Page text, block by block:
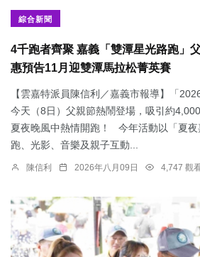
綜合新聞
4千跑者齊聚 嘉義「雙潭星光路跑」
惠預告11月迎雙潭馬拉松菁英賽
【雲嘉特派員陳信利／嘉義市報導】「
今天（8日）父親節熱鬧登場，吸引約
夏夜晚風中熱情開跑！ 今年活動以「夏夜
跑、光影、音樂及親子互動...
陳信利 2026年八月09日 4,747 觀